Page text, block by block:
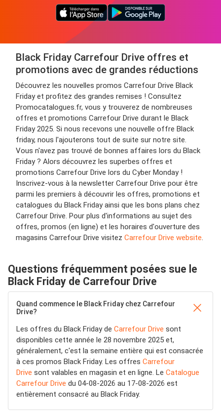
Black Friday Carrefour Drive offres et
promotions avec de grandes réductions
Découvrez les nouvelles promos Carrefour Drive Black
Friday et profitez des grandes remises ! Consultez
Promocatalogues.fr, vous y trouverez de nombreuses
offres et promotions Carrefour Drive durant le Black
Friday 2025. Si nous recevons une nouvelle offre Black
friday, nous l'ajouterons tout de suite sur notre site.
Vous n'avez pas trouvé de bonnes affaires lors du Black
Friday ? Alors découvrez les superbes offres et
promotions Carrefour Drive lors du Cyber Monday !
Inscrivez-vous à la newsletter Carrefour Drive pour être
parmi les premiers à découvrir les offres, promotions et
catalogues du Black Friday ainsi que les bons plans chez
Carrefour Drive. Pour plus d'informations au sujet des
offres, promos (en ligne) et les horaires d'ouverture des
magasins Carrefour Drive visitez Carrefour Drive website.
Questions fréquemment posées sue le
Black Friday de Carrefour Drive
Quand commence le Black Friday chez Carrefour
Drive?
Les offres du Black Friday de Carrefour Drive sont
disponibles cette année le 28 novembre 2025 et,
généralement, c'est la semaine entière qui est consacrée
à ces promos Black Friday. Les offres Carrefour
Drive sont valables en magasin et en ligne. Le Catalogue
Carrefour Drive du 04-08-2026 au 17-08-2026 est
entièrement consacré au Black Friday.